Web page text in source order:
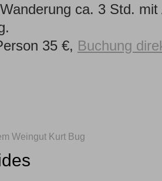
ca. 3 Std.
35 €, Buchung
Weingut Kurt Bug